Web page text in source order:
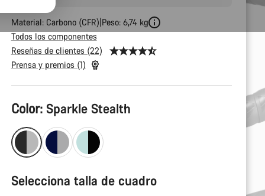
Material: Carbono (CFR) Peso: 6,74 kg
Todos los componentes
Reseñas de clientes (22)
Prensa y premios (1)
Configuración
del
producto
Color: Sparkle Stealth
Selecciona talla de cuadro